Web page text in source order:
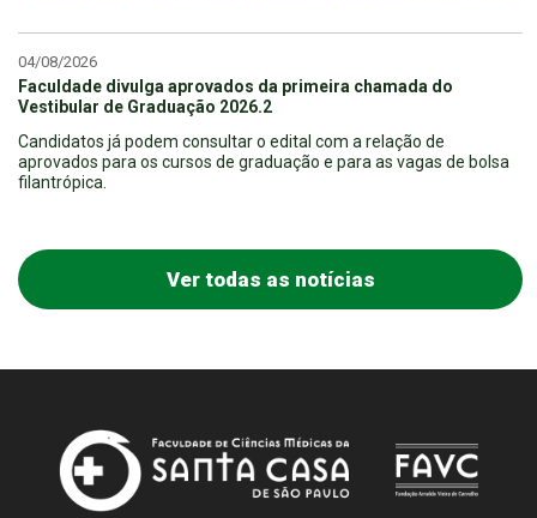
04/08/2026
Faculdade divulga aprovados da primeira chamada do
Vestibular de Graduação 2026.2
Candidatos já podem consultar o edital com a relação de
aprovados para os cursos de graduação e para as vagas de bolsa
filantrópica.
Ver todas as notícias